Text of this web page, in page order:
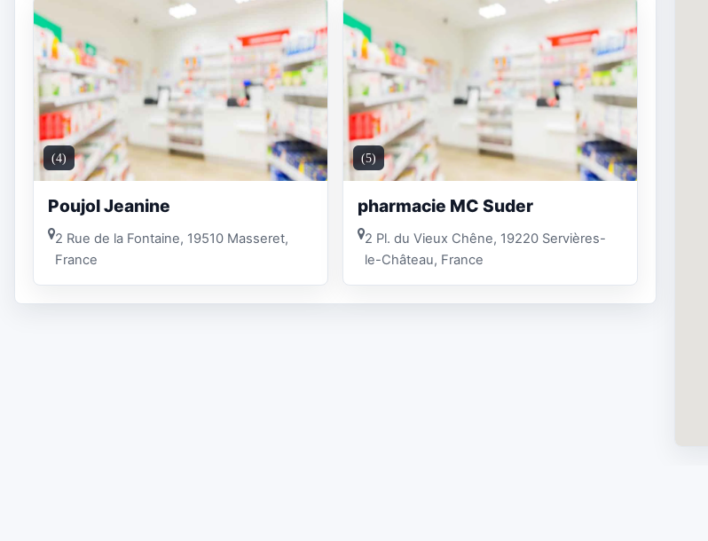
(4)
Poujol Jeanine
2 Rue de la Fontaine, 19510 Masseret,
France
(5)
pharmacie MC Suder
2 Pl. du Vieux Chêne, 19220 Servières-
le-Château, France